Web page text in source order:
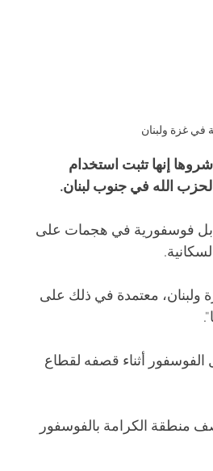
في غزة ولبنان
إنها تثبت استخدام
الله في جنوب لبنان.
فوسفورية في هجمات على
ولبنان، معتمدة في ذلك على
الفوسفور أثناء قصفه لقطاع
منطقة الكرامة بالفوسفور